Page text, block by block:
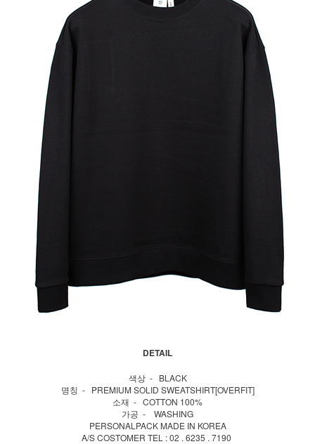
DETAIL
색상 - BLACK
명칭 - PREMIUM SOLID SWEATSHIRT[OVERFIT]
소재 - COTTON 100%
가공 - WASHING
PERSONALPACK MADE IN KOREA
A/S COSTOMER TEL : 02 . 6235 . 7190